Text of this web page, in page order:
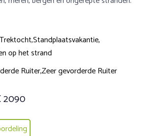
Standplaatsvakantie,
op het strand
Ruiter,Zeer gevorderde Ruiter
2090